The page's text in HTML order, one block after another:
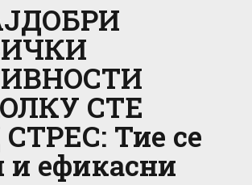
СТЕ
Тие се
и ефикасни